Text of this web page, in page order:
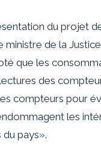
du projet
ministre de la
que les
des
compteurs pour
les
pays».